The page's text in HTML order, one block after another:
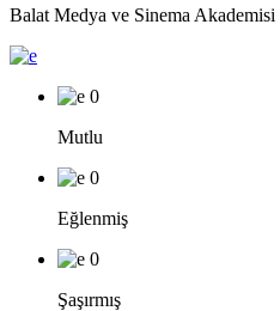
Balat Medya ve Sinema
0
Mutlu
0
Eğlenmiş
0
Şaşırmış